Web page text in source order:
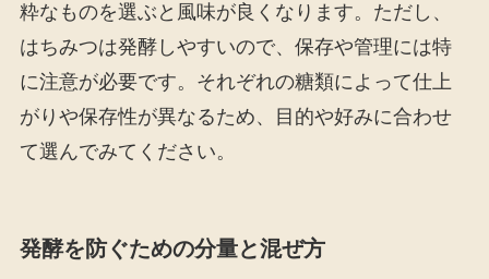
粋なものを選ぶと風味が良くなります。ただし、
はちみつは発酵しやすいので、保存や管理には特
に注意が必要です。それぞれの糖類によって仕上
がりや保存性が異なるため、目的や好みに合わせ
て選んでみてください。
発酵を防ぐための分量と混ぜ方